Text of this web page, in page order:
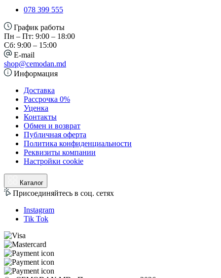
078 399 555
График работы
Пн – Пт: 9:00 – 18:00
Сб: 9:00 – 15:00
E-mail
shop@cemodan.md
Информация
Доставка
Рассрочка 0%
Уценка
Контакты
Обмен и возврат
Публичная оферта
Политика конфиденциальности
Реквизиты компании
Настройки cookie
Каталог
Присоединяйтесь в соц. сетях
Instagram
Tik Tok